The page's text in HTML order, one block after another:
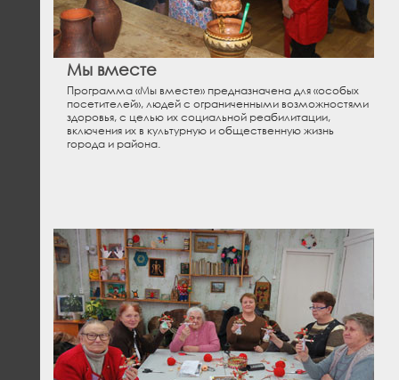
Мы вместе
Программа «Мы вместе» предназначена для «особых
посетителей», людей с ограниченными возможностями
здоровья, с целью их социальной реабилитации,
включения их в культурную и общественную жизнь
города и района.